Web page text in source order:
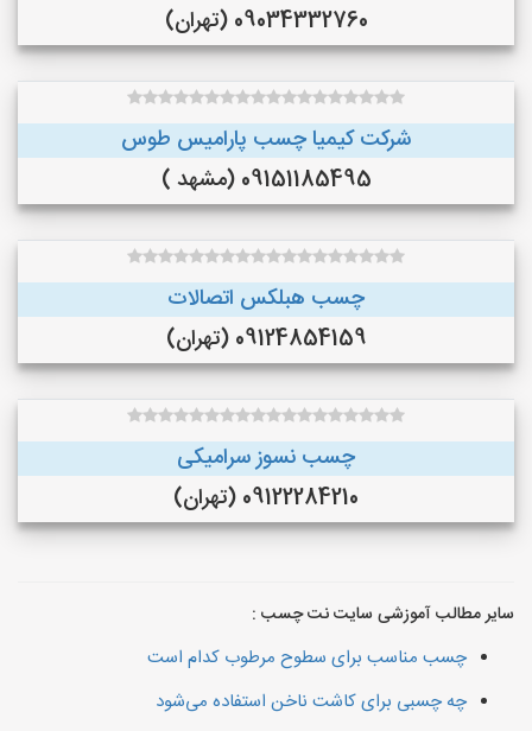
09034332760 (تهران)
شرکت کیمیا چسب پارامیس طوس
09151185495 (مشهد )
چسب هبلکس اتصالات
09124854159 (تهران)
چسب نسوز سرامیکی
09122284210 (تهران)
سایر مطالب آموزشی سایت نت چسب :
چسب مناسب برای سطوح مرطوب کدام است
چه چسبی برای کاشت ناخن استفاده می‌شود